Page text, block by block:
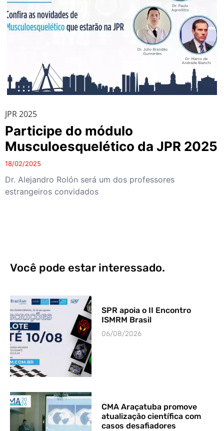
JPR 2025
Participe do módulo
Musculoesquelético da JPR 2025
18/02/2025
Dr. Alejandro Rolón será um dos professores
estrangeiros convidados
Você pode estar interessado.
SPR apoia o II Encontro
ISMRM Brasil
06/08/2026
CMA Araçatuba promove
atualização científica com
casos desafiadores